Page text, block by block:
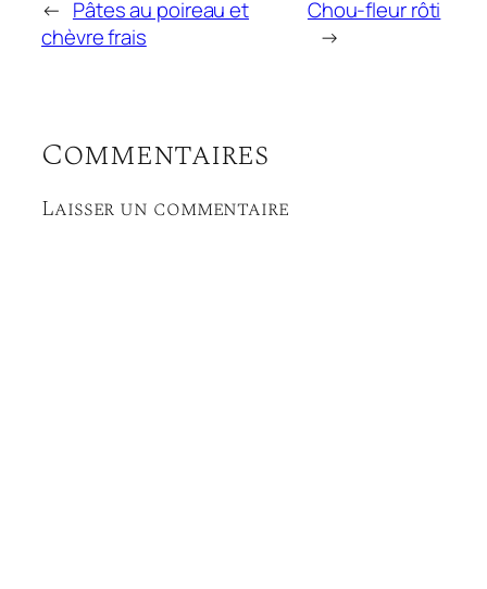
← Pâtes au poireau et
chèvre frais
Chou-fleur rôti
→
Commentaires
Laisser un commentaire